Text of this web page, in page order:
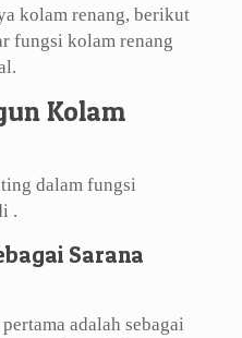
kolam renang, berikut
fungsi kolam renang
Kolam
dalam fungsi
.
Sarana
adalah sebagai